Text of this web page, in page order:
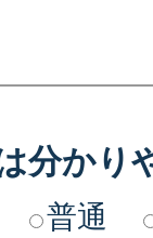
分かり
普通